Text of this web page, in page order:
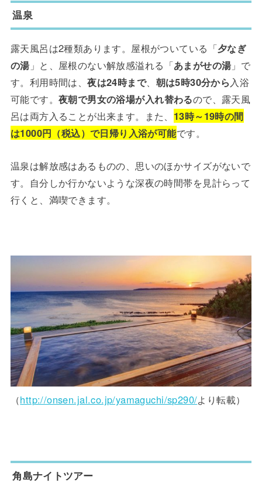
温泉
露天風呂は2種類あります。屋根がついている「夕なぎ
の湯」と、屋根のない解放感溢れる「あまがせの湯」で
す。利用時間は、夜は24時まで、 朝は5時30分から入浴
可能です。 夜朝で男女の浴場が入れ替わるので、露天風
呂は両方入ることが出来ます。また、 13時～19時の間
は1000円（税込）で日帰り入浴が可能です。
温泉は解放感はあるものの、思いのほかサイズがないで
す。自分しか行かないような深夜の時間帯を見計らって
行くと、満喫できます。
（http://onsen.jal.co.jp/yamaguchi/sp290/より転載）
角島ナイトツアー